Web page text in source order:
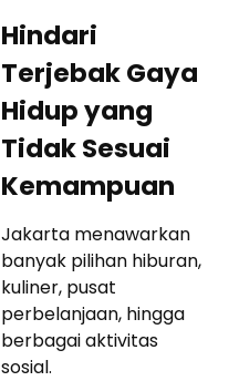
Hindari
Terjebak Gaya
Hidup yang
Tidak Sesuai
Kemampuan
Jakarta menawarkan
banyak pilihan hiburan,
kuliner, pusat
perbelanjaan, hingga
berbagai aktivitas
sosial.